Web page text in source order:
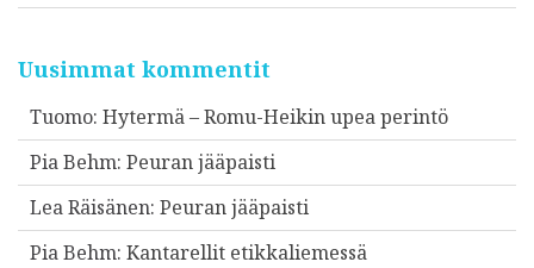
Uusimmat kommentit
Tuomo: Hytermä – Romu-Heikin upea perintö
Pia Behm: Peuran jääpaisti
Lea Räisänen: Peuran jääpaisti
Pia Behm: Kantarellit etikkaliemessä